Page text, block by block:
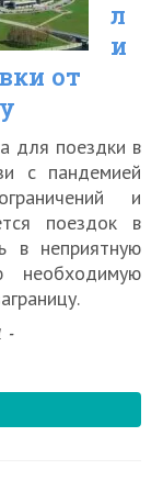
л
и
от
для поездки в
с пандемией
и
поездок в
в неприятную
необходимую